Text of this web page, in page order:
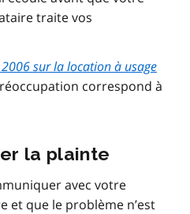
traite vos
sur la location à usage
correspond à
la plainte
avec votre
et que le problème n’est